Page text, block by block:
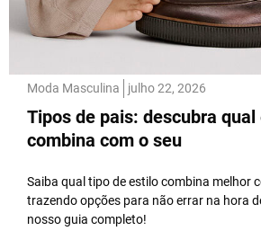
Moda Masculina julho 22, 2026
Tipos de pais: descubra
combina com o seu
Saiba qual tipo de estilo combina melhor
trazendo opções para não errar na hora
nosso guia completo!